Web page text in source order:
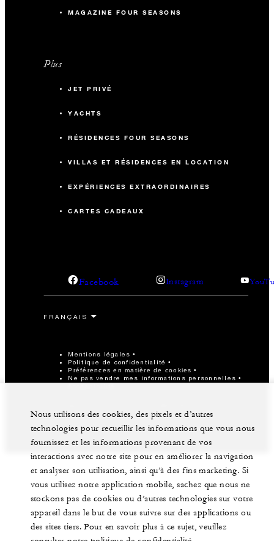
MAGAZINE FOUR SEASONS
Plus
JET PRIVÉ
YACHTS
RÉSIDENCES FOUR SEASONS
VILLAS ET RÉSIDENCES EN LOCATION
EXPÉRIENCES EXTRAORDINAIRES
CARTES CADEAUX
Facebook Instagram
Mentions légales
Politique de confidentialité
Préférences en matière de cookies
Ne pas vendre mes informations personnelles
réservés.
Nous utilisons des cookies, des pixels et d’autres
technologies pour recueillir les informations que vous nous
fournissez et les informations provenant de vos
interactions avec notre site pour en améliorer la navigation
et analyser son utilisation, ainsi qu’à des fins marketing. Si
vous utilisez notre application mobile, sachez que nous ne
stockons pas de cookies ou d’autres technologies sur votre
appareil dans le but de vous suivre sur des applications ou
des sites tiers. Pour en savoir plus à ce sujet, veuillez